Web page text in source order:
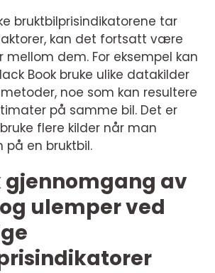
bruktbilprisindikatorene tar
kan det fortsatt være
mellom dem. For eksempel kan
Book bruke ulike datakilder
noe som kan resultere
på samme bil. Det er
flere kilder når man
på en bruktbil.
gjennomgang av
ulemper ved